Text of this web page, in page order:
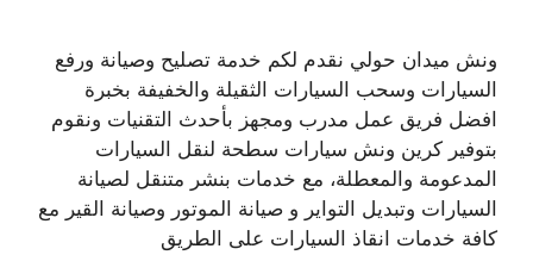
ونش ميدان حولي نقدم لكم خدمة تصليح وصيانة ورفع
السيارات وسحب السيارات الثقيلة والخفيفة بخبرة
افضل فريق عمل مدرب ومجهز بأحدث التقنيات ونقوم
بتوفير كرين ونش سيارات سطحة لنقل السيارات
المدعومة والمعطلة، مع خدمات بنشر متنقل لصيانة
السيارات وتبديل التواير و صيانة الموتور وصيانة القير مع
كافة خدمات انقاذ السيارات على الطريق